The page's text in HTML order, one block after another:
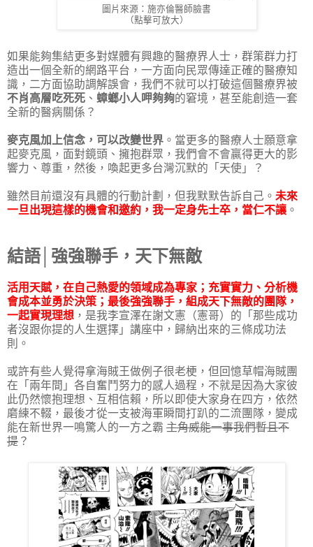
圖片來源：施亦倫醫師臉書
（點擊可放大）
如果能夠集結更多對媒體有興趣的醫療界人士，群策群力打
造出一個全新的網路平台，一方面向民眾傳達正確的醫療知
識，二方面協助調解誤會，我們不就可以打破這個醫療界被
不肖高層吃死死 、 蟑螂小人呷夠夠的窘境，甚至能創造一套
全新的醫病關係？
麥克風加上信念，可以改變世界 。當更多的醫療人士願意拿
起麥克風，面對鏡頭、擁抱群眾，我們會不會贏得更大的影
響力、尊重，然後，喚起更多台灣沉默的「天使」？
雖然目前還沒有具體的行動計劃，但我默默告訴自己。 未來
一旦出現這樣的機會和邀約，我一定身先士卒，當仁不讓 。
結語│強強聯手，天下無敵
活用天賦，在自己熱愛的領域成為專家； 充實實力、分析機
會成本並勇於決策；最後強強聯手，組成天下無敵的團隊，
一起實現理想 ，是我李宣澤在謝文憲（憲哥）的「那些成功
者沒跟你提的人生選擇」講座中，歸納出來的三條成功法
則。
或許有些人覺得拿海賊王做例子很老梗，但回憶草帽海賊團
在「兩年間」各自奮鬥努力的感人過程，不就是因為大家彼
此仍然懷抱理想、互相信賴，所以即使大家身在四方，依然
磨練不輟，最後才從一支被海軍瞬間打趴的二流團隊，變成
能在新世界一鳴驚人的一方之霸 主角威能一事我們暫且不
提 ？